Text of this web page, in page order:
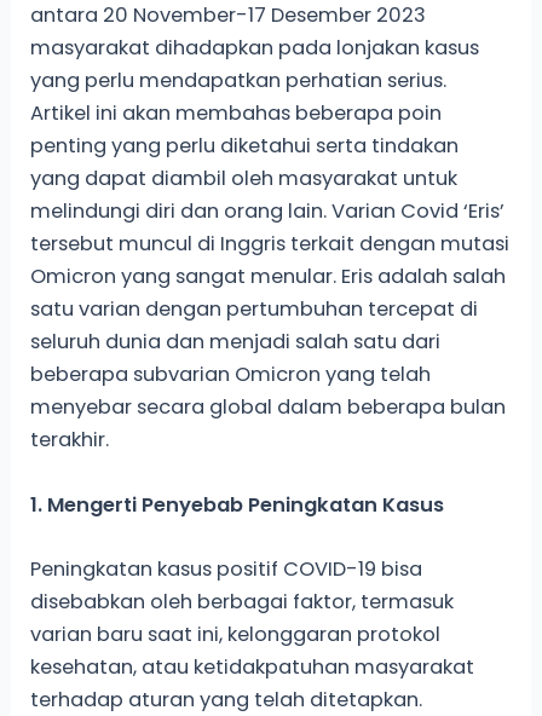
antara 20 November-17 Desember 2023
masyarakat dihadapkan pada lonjakan kasus
yang perlu mendapatkan perhatian serius.
Artikel ini akan membahas beberapa poin
penting yang perlu diketahui serta tindakan
yang dapat diambil oleh masyarakat untuk
melindungi diri dan orang lain. Varian Covid ‘Eris’
tersebut muncul di Inggris terkait dengan mutasi
Omicron yang sangat menular. Eris adalah salah
satu varian dengan pertumbuhan tercepat di
seluruh dunia dan menjadi salah satu dari
beberapa subvarian Omicron yang telah
menyebar secara global dalam beberapa bulan
terakhir.
1. Mengerti Penyebab Peningkatan Kasus
Peningkatan kasus positif COVID-19 bisa
disebabkan oleh berbagai faktor, termasuk
varian baru saat ini, kelonggaran protokol
kesehatan, atau ketidakpatuhan masyarakat
terhadap aturan yang telah ditetapkan.